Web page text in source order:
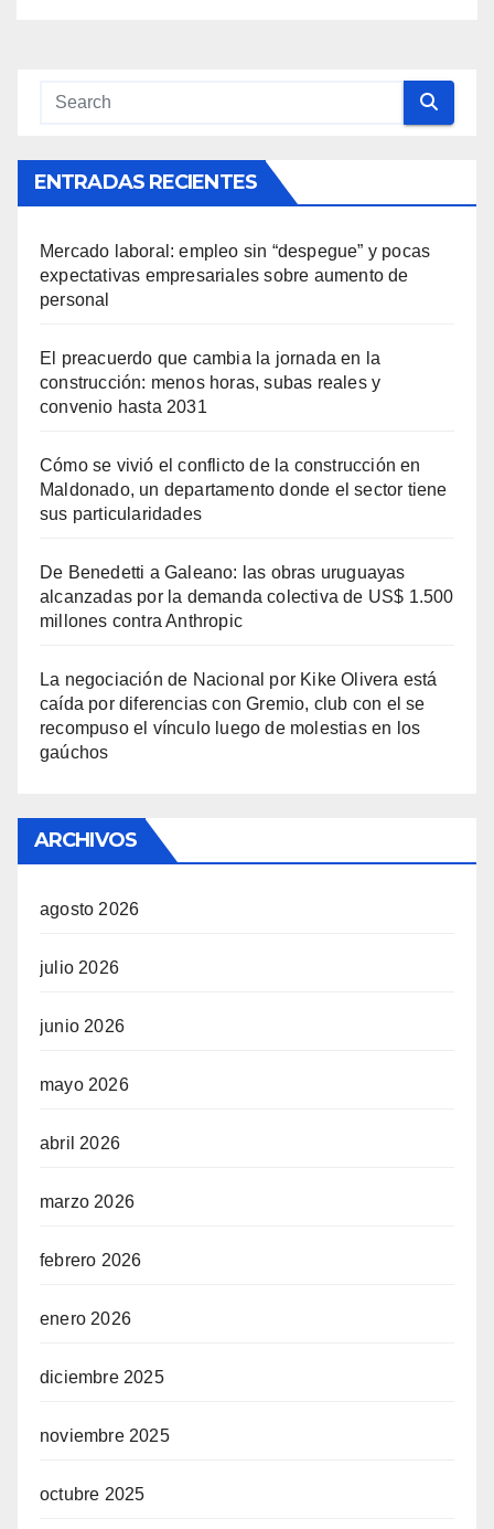
ENTRADAS RECIENTES
Mercado laboral: empleo sin “despegue” y pocas
expectativas empresariales sobre aumento de
personal
El preacuerdo que cambia la jornada en la
construcción: menos horas, subas reales y
convenio hasta 2031
Cómo se vivió el conflicto de la construcción en
Maldonado, un departamento donde el sector tiene
sus particularidades
De Benedetti a Galeano: las obras uruguayas
alcanzadas por la demanda colectiva de US$ 1.500
millones contra Anthropic
La negociación de Nacional por Kike Olivera está
caída por diferencias con Gremio, club con el se
recompuso el vínculo luego de molestias en los
gaúchos
ARCHIVOS
agosto 2026
julio 2026
junio 2026
mayo 2026
abril 2026
marzo 2026
febrero 2026
enero 2026
diciembre 2025
noviembre 2025
octubre 2025